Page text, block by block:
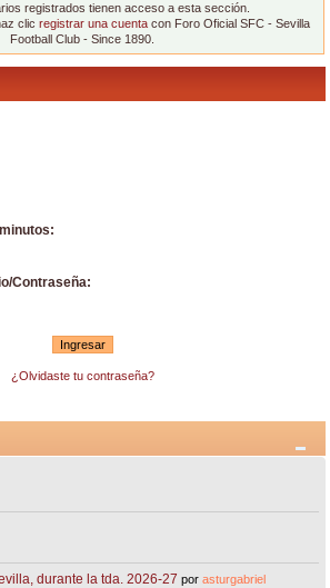
registrados tienen acceso a esta sección.
clic registrar una cuentacon Foro Oficial SFC - Sevilla
Football Club - Since 1890.
Contraseña:
¿Olvidaste tu contraseña?
durante la tda. 2026-27 porasturgabriel